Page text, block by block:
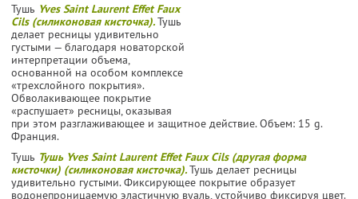
Тушь Yves Saint Laurent Effet Faux
Cils (силиконовая кисточка). Тушь
дела­ет ресницы удивительно
густыми — бла­годаря новаторской
интерпретации объе­ма,
основанной на особом комплексе
«тре­хслойного покрытия».
Обволаки­вающее покрытие
«распушает» ресницы, ока­зывая
при этом разглаживающее и защи­тное действие. Объем: 15 g.
Франция.
Тушь Тушь Yves Saint Laurent Effet Faux Cils (другая форма
кисточки) (силиконовая кисточка).Тушь дела­ет ресницы
удивительно густыми. Фикси­рующее покрытие образует
водонепрони­цаемую эластичную вуаль, устойчиво фикси­руя цвет.